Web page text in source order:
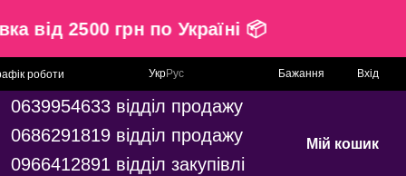
від 2500 грн по Україні 📦
роботи УкрРус Бажання Вхід
0639954633 відділ продажу
0686291819 відділ продажу
0966412891 відділ закупівлі
Мій кошик